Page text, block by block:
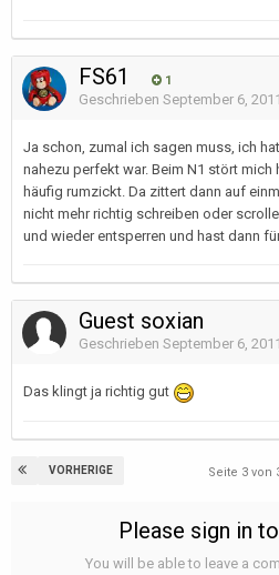
FS61 1
Geschrieben September 6, 2011
Ja schon, zumal ich sagen muss, ich
nahezu perfekt war. Beim N1 stört mich
häufig rumzickt. Da zittert dann auf
nicht mehr richtig schreiben oder
und wieder entsperren und hast dann
Guest soxian
Geschrieben September 6, 2011
Das klingt ja richtig gut
VORHERIGE Seite 3 von
Please sign in
You will be able to leave a